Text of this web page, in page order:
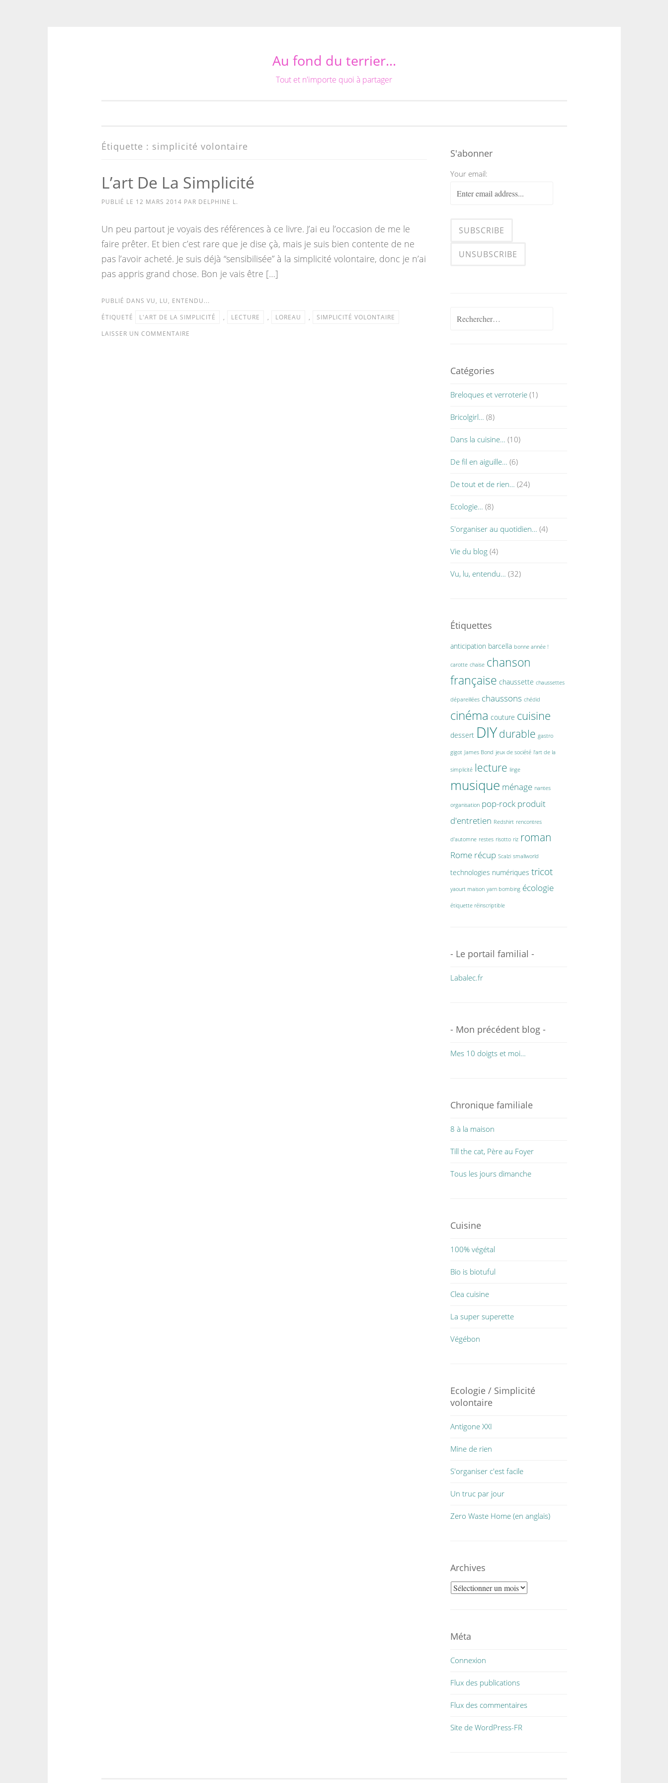
Au fond du terrier…
Tout et n'importe quoi à partager
Étiquette : simplicité volontaire
L’art De La Simplicité
PUBLIÉ LE 12 MARS 2014 PAR DELPHINE L.
Un peu partout je voyais des références à ce livre. J’ai eu l’occasion de me le
faire prêter. Et bien c’est rare que je dise çà, mais je suis bien contente de ne
pas l’avoir acheté. Je suis déjà “sensibilisée” à la simplicité volontaire, donc je n’ai
pas appris grand chose. Bon je vais être […]
PUBLIÉ DANS VU, LU, ENTENDU...
ÉTIQUETÉ
L'ART DE LA SIMPLICITÉ , LECTURE , LOREAU ,
SIMPLICITÉ VOLONTAIRE
LAISSER UN COMMENTAIRE
S'abonner
Your email:
Rechercher :
Catégories
Breloques et verroterie (1)
Bricolgirl… (8)
Dans la cuisine… (10)
De fil en aiguille… (6)
De tout et de rien… (24)
Ecologie… (8)
S'organiser au quotidien… (4)
Vie du blog (4)
Vu, lu, entendu… (32)
Étiquettes
anticipation barcella bonne année !
carotte chaise chanson
française chaussette chaussettes
dépareillées chaussons chédid
cinéma couture cuisine
dessert DIYdurable gastro
gigot James Bond jeux de société l'art de la
simplicité lecture linge
musique ménage nantes
organisation pop-rock produit
d'entretien Redshirt rencontres
d'automne restes risotto riz roman
Rome récup Scalzi smallworld
technologies numériques tricot
yaourt maison yarn bombing écologie
étiquette réinscriptible
- Le portail familial -
Labalec.fr
- Mon précédent blog -
Mes 10 doigts et moi…
Chronique familiale
8 à la maison
Till the cat, Père au Foyer
Tous les jours dimanche
Cuisine
100% végétal
Bio is biotuful
Clea cuisine
La super superette
Végébon
Ecologie / Simplicité
volontaire
Antigone XXI
Mine de rien
S'organiser c'est facile
Un truc par jour
Zero Waste Home (en anglais)
Archives
Archives
Méta
Connexion
Flux des publications
Flux des commentaires
Site de WordPress-FR